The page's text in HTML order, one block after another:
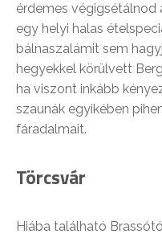
érdemes végigsétálnod
egy helyi halas
bálnaszalámit sem
hegyekkel körülvett
ha viszont inkább
szaunák egyikében
fáradalmait.
Törcsvár
Hiába található